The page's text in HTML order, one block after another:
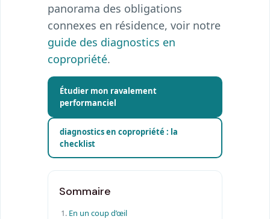
panorama des obligations
connexes en résidence, voir notre
guide des diagnostics en
copropriété.
Étudier mon ravalement
performanciel
diagnostics en copropriété : la
checklist
Sommaire
En un coup d’œil